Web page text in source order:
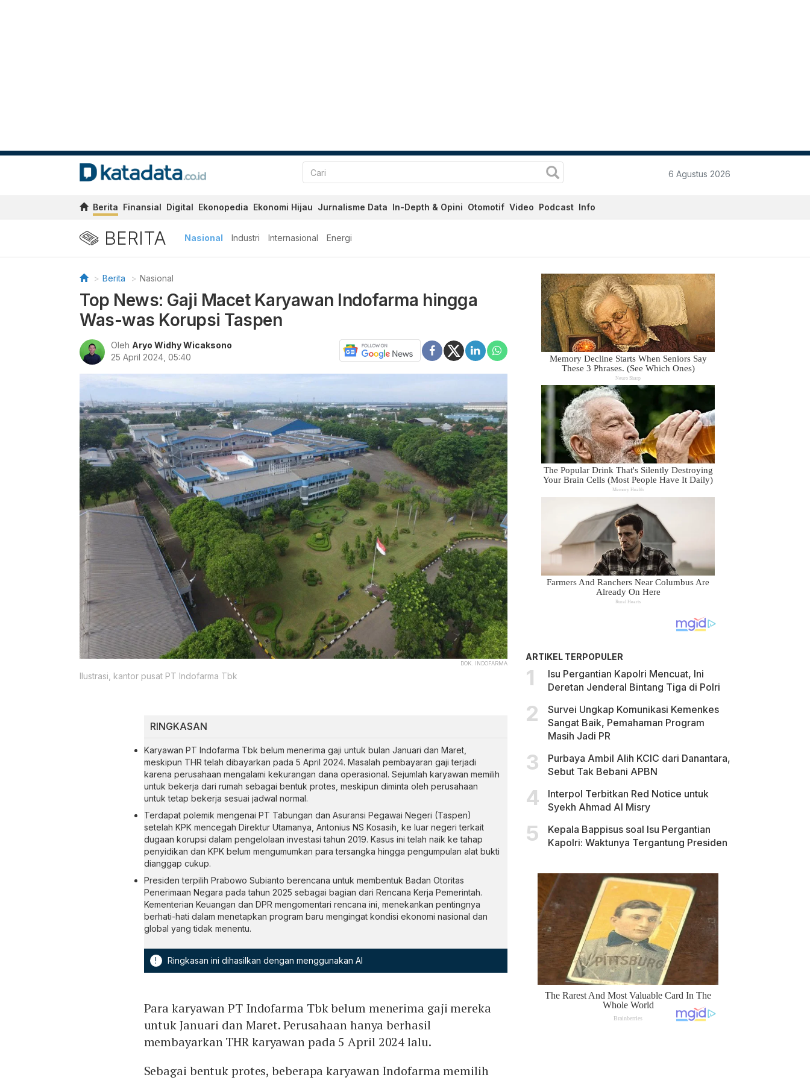
6 Agustus 2026
Berita Finansial Digital Ekonopedia Ekonomi Hijau Jurnalisme Data In-Depth & Opini Otomotif Video Podcast Info
BERITA Nasional Industri Internasional Energi
Berita Nasional
Top News: Gaji Macet Karyawan Indofarma hingga
Was-was Korupsi Taspen
Oleh Aryo Widhy Wicaksono
25 April 2024, 05:40
DOK. INDOFARMA
Ilustrasi, kantor pusat PT Indofarma Tbk
RINGKASAN
Karyawan PT Indofarma Tbk belum menerima gaji untuk bulan Januari dan Maret,
meskipun THR telah dibayarkan pada 5 April 2024. Masalah pembayaran gaji terjadi
karena perusahaan mengalami kekurangan dana operasional. Sejumlah karyawan memilih
untuk bekerja dari rumah sebagai bentuk protes, meskipun diminta oleh perusahaan
untuk tetap bekerja sesuai jadwal normal.
Terdapat polemik mengenai PT Tabungan dan Asuransi Pegawai Negeri (Taspen)
setelah KPK mencegah Direktur Utamanya, Antonius NS Kosasih, ke luar negeri terkait
dugaan korupsi dalam pengelolaan investasi tahun 2019. Kasus ini telah naik ke tahap
penyidikan dan KPK belum mengumumkan para tersangka hingga pengumpulan alat bukti
dianggap cukup.
Presiden terpilih Prabowo Subianto berencana untuk membentuk Badan Otoritas
Penerimaan Negara pada tahun 2025 sebagai bagian dari Rencana Kerja Pemerintah.
Kementerian Keuangan dan DPR mengomentari rencana ini, menekankan pentingnya
berhati-hati dalam menetapkan program baru mengingat kondisi ekonomi nasional dan
global yang tidak menentu.
! Ringkasan ini dihasilkan dengan menggunakan AI
Para karyawan PT Indofarma Tbk belum menerima gaji mereka
untuk Januari dan Maret. Perusahaan hanya berhasil
membayarkan THR karyawan pada 5 April 2024 lalu.
Sebagai bentuk protes, beberapa karyawan Indofarma memilih
ARTIKEL TERPOPULER
Isu Pergantian Kapolri Mencuat, Ini
Deretan Jenderal Bintang Tiga di Polri
Survei Ungkap Komunikasi Kemenkes
Sangat Baik, Pemahaman Program
Masih Jadi PR
Purbaya Ambil Alih KCIC dari Danantara,
Sebut Tak Bebani APBN
Interpol Terbitkan Red Notice untuk
Syekh Ahmad Al Misry
Kepala Bappisus soal Isu Pergantian
Kapolri: Waktunya Tergantung Presiden